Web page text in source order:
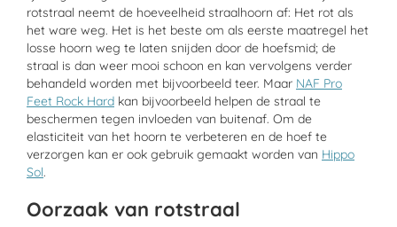
rotstraal neemt de hoeveelheid straalhoorn af: Het rot als
het ware weg. Het is het beste om als eerste maatregel het
losse hoorn weg te laten snijden door de hoefsmid; de
straal is dan weer mooi schoon en kan vervolgens verder
behandeld worden met bijvoorbeeld teer. Maar NAF Pro
Feet Rock Hard kan bijvoorbeeld helpen de straal te
beschermen tegen invloeden van buitenaf. Om de
elasticiteit van het hoorn te verbeteren en de hoef te
verzorgen kan er ook gebruik gemaakt worden van Hippo
Sol.
Oorzaak van rotstraal